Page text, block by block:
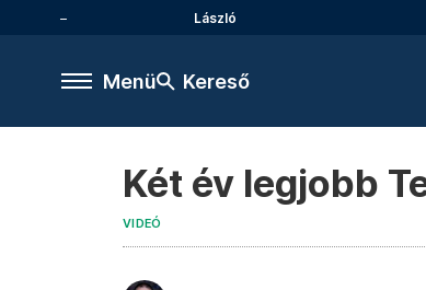
László
Menü Kereső
Két év legjobb
VIDEÓ